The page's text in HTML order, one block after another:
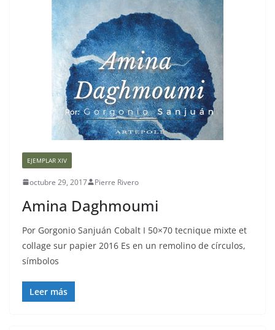
EJEMPLAR XIV
octubre 29, 2017 Pierre Rivero
Amina Daghmoumi
Por Gorgonio Sanjuán Cobalt I 50×70 tecnique mixte et
collage sur papier 2016 Es en un remolino de círculos,
símbolos
Leer más